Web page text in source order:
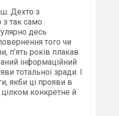
Дехто з
з так само
десь
того чи
п’ять років плакав
інформаційний
тотальної зради. І
якби ці прояви в
конкретне й